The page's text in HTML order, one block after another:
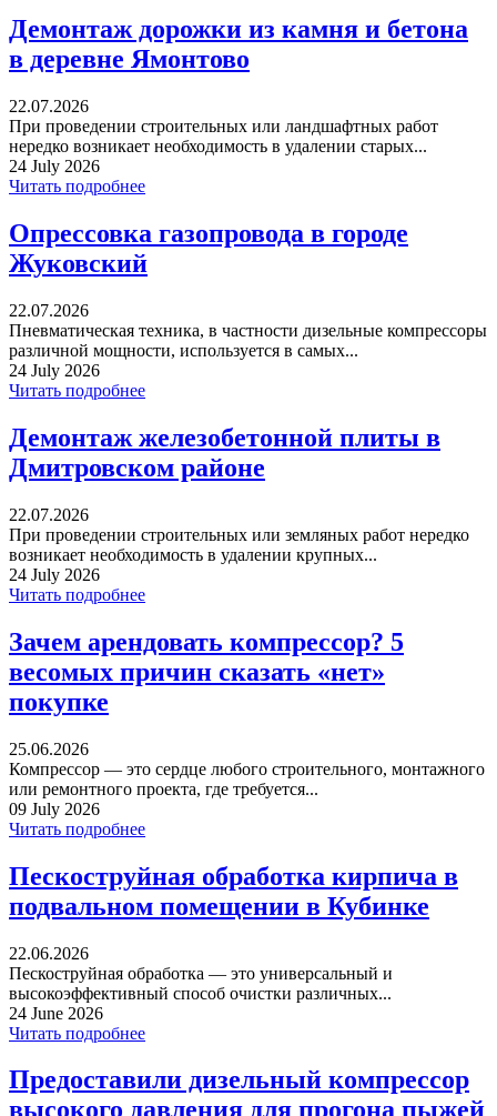
Демонтаж дорожки из камня и бетона
в деревне Ямонтово
22.07.2026
При проведении строительных или ландшафтных работ
нередко возникает необходимость в удалении старых...
24 July 2026
Читать подробнее
Опрессовка газопровода в городе
Жуковский
22.07.2026
Пневматическая техника, в частности дизельные компрессоры
различной мощности, используется в самых...
24 July 2026
Читать подробнее
Демонтаж железобетонной плиты в
Дмитровском районе
22.07.2026
При проведении строительных или земляных работ нередко
возникает необходимость в удалении крупных...
24 July 2026
Читать подробнее
Зачем арендовать компрессор? 5
весомых причин сказать «нет»
покупке
25.06.2026
Компрессор — это сердце любого строительного, монтажного
или ремонтного проекта, где требуется...
09 July 2026
Читать подробнее
Пескоструйная обработка кирпича в
подвальном помещении в Кубинке
22.06.2026
Пескоструйная обработка — это универсальный и
высокоэффективный способ очистки различных...
24 June 2026
Читать подробнее
Предоставили дизельный компрессор
высокого давления для прогона пыжей